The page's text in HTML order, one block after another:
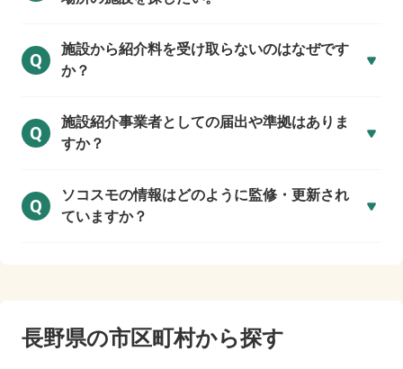
Q
施設から紹介料を受け取らないのはなぜです
か？
Q
施設紹介事業者としての届出や準拠はありま
すか？
Q
ソコスモの情報はどのように監修・更新され
ていますか？
長野県の市区町村から探す